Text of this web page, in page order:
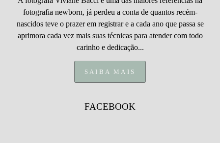
fotografia newborn, já perdeu a conta de quantos recém-
nascidos teve o prazer em registrar e a cada ano que passa se
aprimora cada vez mais suas técnicas para atender com todo
carinho e dedicação...
SAIBA MAIS
FACEBOOK